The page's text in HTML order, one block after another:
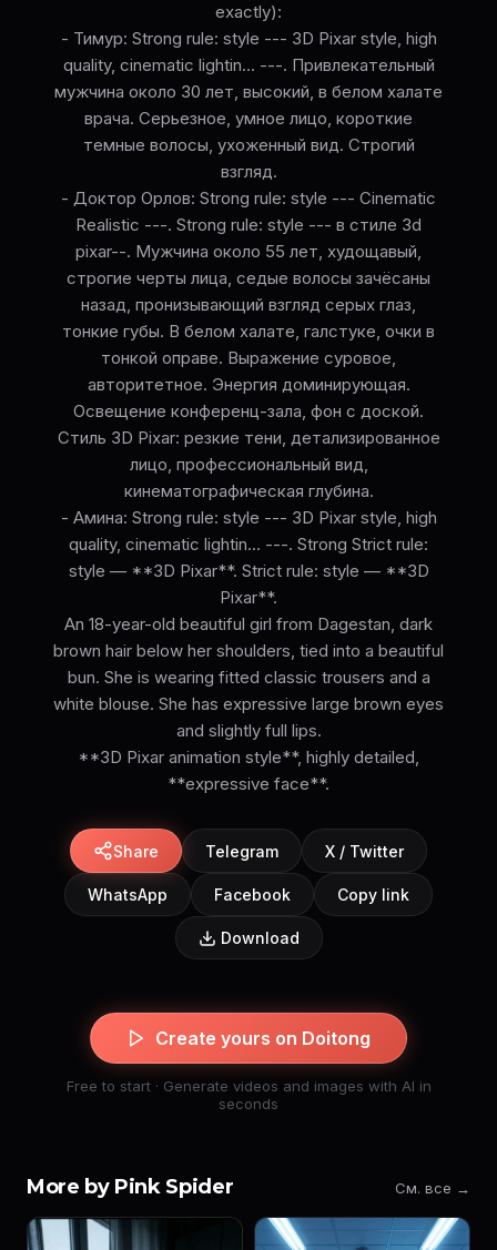
exactly):
- Тимур: Strong rule: style --- 3D Pixar style, high
quality, cinematic lightin... ---. Привлекательный
мужчина около 30 лет, высокий, в белом халате
врача. Серьезное, умное лицо, короткие
темные волосы, ухоженный вид. Строгий
взгляд.
- Доктор Орлов: Strong rule: style --- Cinematic
Realistic ---. Strong rule: style --- в стиле 3d
pixar--. Мужчина около 55 лет, худощавый,
строгие черты лица, седые волосы зачёсаны
назад, пронизывающий взгляд серых глаз,
тонкие губы. В белом халате, галстуке, очки в
тонкой оправе. Выражение суровое,
авторитетное. Энергия доминирующая.
Освещение конференц-зала, фон с доской.
Стиль 3D Pixar: резкие тени, детализированное
лицо, профессиональный вид,
кинематографическая глубина.
- Амина: Strong rule: style --- 3D Pixar style, high
quality, cinematic lightin... ---. Strong Strict rule:
style — **3D Pixar**. Strict rule: style — **3D
Pixar**.
An 18-year-old beautiful girl from Dagestan, dark
brown hair below her shoulders, tied into a beautiful
bun. She is wearing fitted classic trousers and a
white blouse. She has expressive large brown eyes
and slightly full lips.
**3D Pixar animation style**, highly detailed,
**expressive face**.
Share Telegram X / Twitter
WhatsApp Facebook Copy link
Download
Create yours on Doitong
Free to start · Generate videos and images with AI in
seconds
More by Pink Spider См. все →